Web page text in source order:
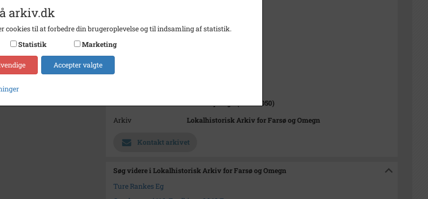
Fotograf
Ole Jensen
Størrelse
Strandby Sogn (1000-2050)
Arkiv
Lokalhistorisk Arkiv for Farsø og Omegn
Kontakt arkivet
Søg videre i Lokalhistorisk Arkiv for Farsø og Omegn
Ture Rankes Eg
arkiv.dk
cookies til at forbedre din brugeroplevelse og til indsamling af statistik.
Statistik Marketing
Accepter valgte